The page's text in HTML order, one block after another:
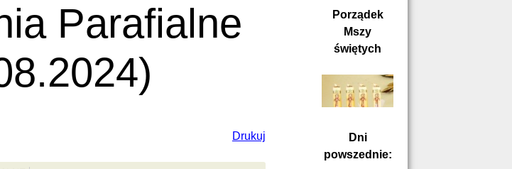
Parafialne
Drukuj
Porządek
Mszy
świętych
Dni
powszednie: